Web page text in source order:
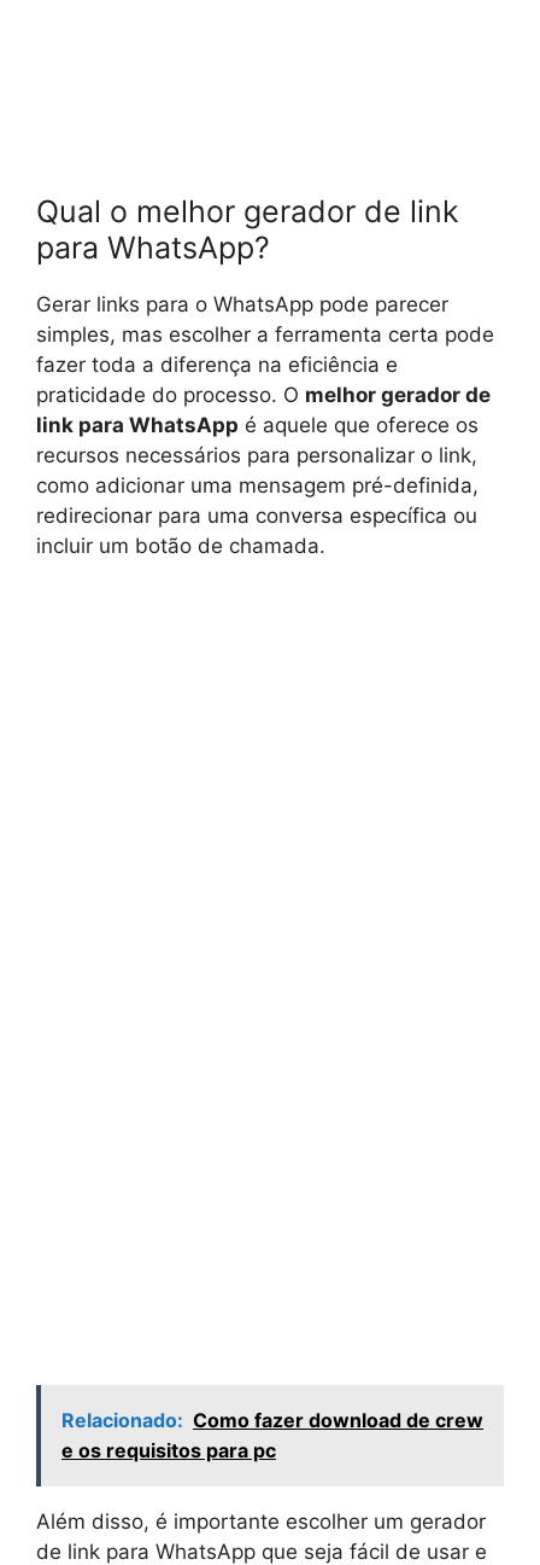
Qual o melhor gerador de link
para WhatsApp?
Gerar links para o WhatsApp pode parecer
simples, mas escolher a ferramenta certa pode
fazer toda a diferença na eficiência e
praticidade do processo. O melhor gerador de
link para WhatsApp é aquele que oferece os
recursos necessários para personalizar o link,
como adicionar uma mensagem pré-definida,
redirecionar para uma conversa específica ou
incluir um botão de chamada.
Relacionado: Como fazer download de crew
e os requisitos para pc
Além disso, é importante escolher um gerador
de link para WhatsApp que seja fácil de usar e